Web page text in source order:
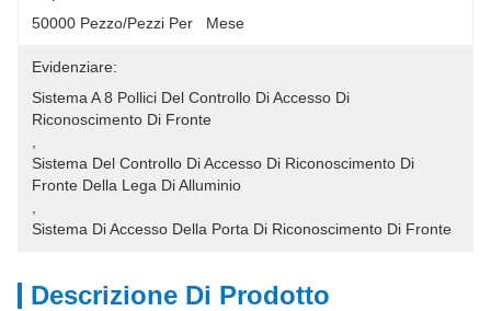
50000 Pezzo/pezzi Per   Mese
Evidenziare:
Sistema A 8 Pollici Del Controllo Di Accesso Di
Riconoscimento Di Fronte
Sistema Del Controllo Di Accesso Di Riconoscimento Di
Fronte Della Lega Di Alluminio
Sistema Di Accesso Della Porta Di Riconoscimento Di Fronte
Descrizione Di Prodotto